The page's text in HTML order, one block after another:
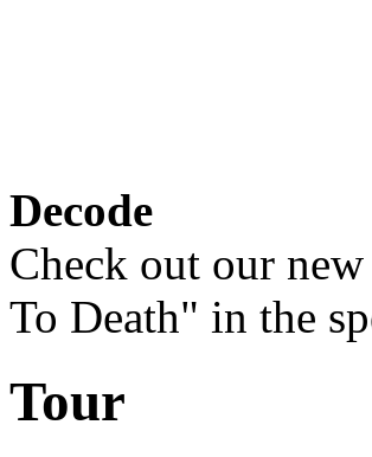
Decode
Check out our
To Death" in the
Tour